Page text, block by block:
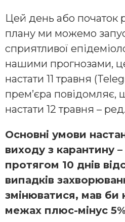
Цей день або початок
плану ми можемо
сприятливої
нашими прогнозами,
настати 11 травня
прем’єра повідомляє,
настати 12 травня –
Основні умови
виходу з карантину
протягом 10 днів
випадків
змінюватися, мав би
межах плюс-мінус